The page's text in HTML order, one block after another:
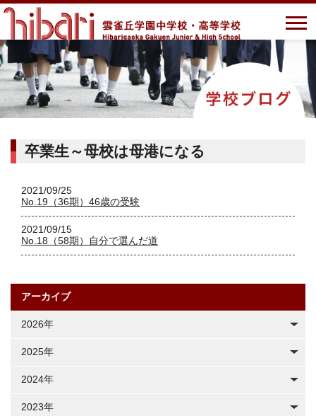
卒業生～母校は母港になる
2021/09/25
No.19（36期）46歳の受験
2021/09/15
No.18（58期）自分で選んだ道
アーカイブ
2026年
2025年
2024年
2023年